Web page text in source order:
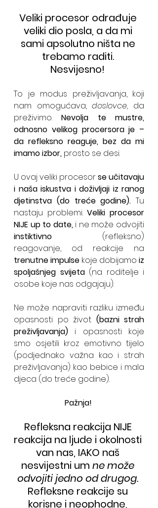
Veliki procesor odrađuje
veliki dio posla, a da mi
sami apsolutno ništa ne
trebamo raditi.
Nesvijesno!
To je modus preživljavanja, koji
nam omogućava, doslovce, da
preživimo. Nevolja te mustre,
odnosno velikog procersora je –
da refleksno reaguje, bez da mi
imamo izbor, prosto se desi.
U ovaj veliki procesor se učitavaju
i naša iskustva i doživljaji iz ranog
djetinstva (do treće godine). Tu
nastaju problemi. Veliki procesor
NIJE up to date,
instiktivno (refleksno)
trenutne impulse koje dobijamo iz
spoljašnjeg svijeta (na roditelje i
osobe koje nas odgajaju).
Ne može napraviti razliku između
opasnosti po život (bazni strah
preživljavanja) i opasnosti koje
smo osjetili kroz emotivno tijelo
(podjednako važna kao i strah
preživljavanja) kao bebice i mala
djeca (do treće godine).
Pažnja!
Refleksna reakcija NIJE
reakcija na ljude i okolnosti
van nas, IAKO naš
nesvijestni um ne može
odvojiti jedno od drugog.
Refleksne reakcije su
korisne i neophodne,